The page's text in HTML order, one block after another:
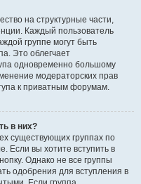
на структурные части,
Каждый пользователь
группе могут быть
Это облегчает
одновременно большому
модераторских прав
к приватным форумам.
в них?
существующих группах по
Если вы хотите вступить в
Однако не все группы
одобрения для вступления в